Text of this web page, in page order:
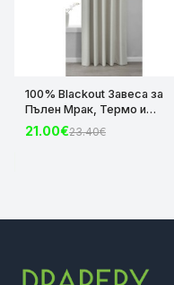
100% Blackout Завеса за
Пълен Мрак, Термо и
Шумоизолираща с коланче
цвят Крем, 175х140 и
21.00€23.40€